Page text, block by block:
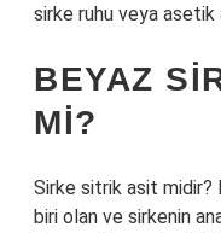
sirke ruhu veya asetik
BEYAZ
MI?
Sirke sitrik asit midir?
biri olan ve sirkenin